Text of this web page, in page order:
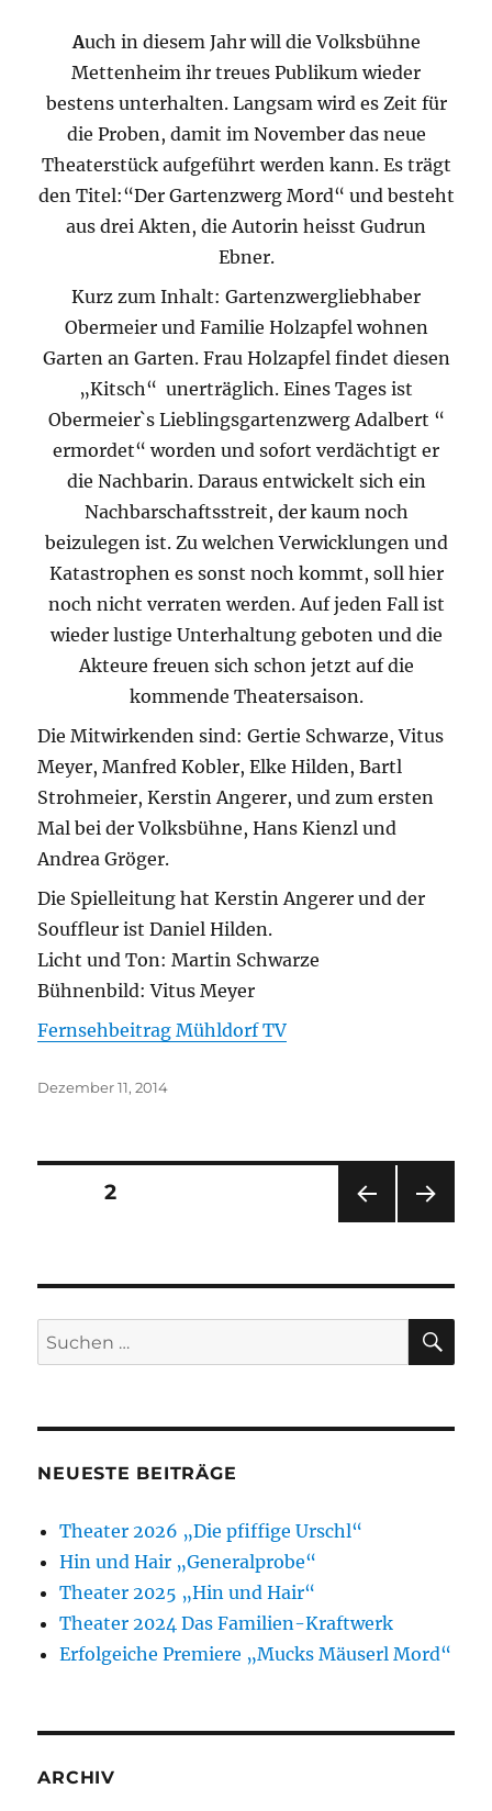
Auch in diesem Jahr will die Volksbühne
Mettenheim ihr treues Publikum wieder
bestens unterhalten. Langsam wird es Zeit für
die Proben, damit im November das neue
Theaterstück aufgeführt werden kann. Es trägt
den Titel:“Der Gartenzwerg Mord“ und besteht
aus drei Akten, die Autorin heisst Gudrun
Ebner.
Kurz zum Inhalt: Gartenzwergliebhaber
Obermeier und Familie Holzapfel wohnen
Garten an Garten. Frau Holzapfel findet diesen
„Kitsch“ unerträglich. Eines Tages ist
Obermeier`s Lieblingsgartenzwerg Adalbert “
ermordet“ worden und sofort verdächtigt er
die Nachbarin. Daraus entwickelt sich ein
Nachbarschaftsstreit, der kaum noch
beizulegen ist. Zu welchen Verwicklungen und
Katastrophen es sonst noch kommt, soll hier
noch nicht verraten werden. Auf jeden Fall ist
wieder lustige Unterhaltung geboten und die
Akteure freuen sich schon jetzt auf die
kommende Theatersaison.
Die Mitwirkenden sind: Gertie Schwarze, Vitus
Meyer, Manfred Kobler, Elke Hilden, Bartl
Strohmeier, Kerstin Angerer, und zum ersten
Mal bei der Volksbühne, Hans Kienzl und
Andrea Gröger.
Die Spielleitung hat Kerstin Angerer und der
Souffleur ist Daniel Hilden.
Licht und Ton: Martin Schwarze
Bühnenbild: Vitus Meyer
Fernsehbeitrag Mühldorf TV
Veröffentlicht
Dezember 11, 2014
Seitennummerierung
Beiträge
SEIT
E
SEITE2
E
Suchen
nach:
NEUESTE BEITRÄGE
Theater 2026 „Die pfiffige Urschl“
Hin und Hair „Generalprobe“
Theater 2025 „Hin und Hair“
Theater 2024 Das Familien-Kraftwerk
Erfolgeiche Premiere „Mucks Mäuserl Mord“
ARCHIV